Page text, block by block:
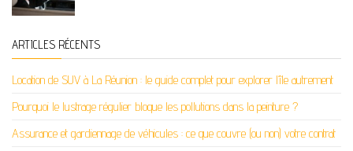
ARTICLES RÉCENTS
Location de SUV à La Réunion : le guide complet pour explorer l’île autrement
Pourquoi le lustrage régulier bloque les pollutions dans la peinture ?
Assurance et gardiennage de véhicules : ce que couvre (ou non) votre contrat